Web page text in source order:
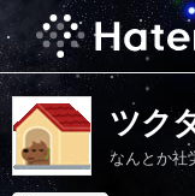
ツク
なんとか社